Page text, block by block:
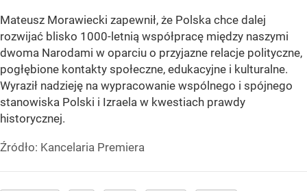
Mateusz Morawiecki zapewnił, że Polska chce dalej
rozwijać blisko 1000-letnią współpracę między naszymi
dwoma Narodami w oparciu o przyjazne relacje polityczne,
pogłębione kontakty społeczne, edukacyjne i kulturalne.
Wyraził nadzieję na wypracowanie wspólnego i spójnego
stanowiska Polski i Izraela w kwestiach prawdy
historycznej.
Źródło: Kancelaria Premiera